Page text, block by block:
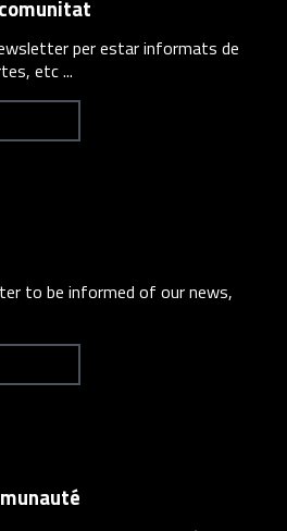
per estar informats de
etc ...
to be informed of our news,